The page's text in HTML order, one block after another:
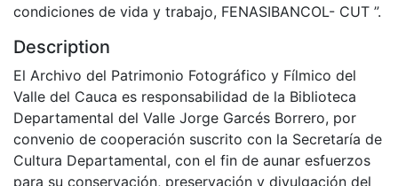
condiciones de vida y trabajo, FENASIBANCOL- CUT ”.
Description
El Archivo del Patrimonio Fotográfico y Fílmico del
Valle del Cauca es responsabilidad de la Biblioteca
Departamental del Valle Jorge Garcés Borrero, por
convenio de cooperación suscrito con la Secretaría de
Cultura Departamental, con el fin de aunar esfuerzos
para su conservación, preservación y divulgación del